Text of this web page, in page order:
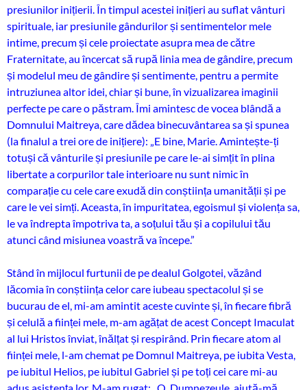
presiunilor inițierii. În timpul acestei inițieri au suflat vânturi
spirituale, iar presiunile gândurilor și sentimentelor mele
intime, precum și cele proiectate asupra mea de către
Fraternitate, au încercat să rupă linia mea de gândire, precum
și modelul meu de gândire și sentimente, pentru a permite
intruziunea altor idei, chiar și bune, în vizualizarea imaginii
perfecte pe care o păstram. Îmi amintesc de vocea blândă a
Domnului Maitreya, care dădea binecuvântarea sa și spunea
(la finalul a trei ore de inițiere): „E bine, Marie. Amintește-ți
totuși că vânturile și presiunile pe care le-ai simțit în plina
libertate a corpurilor tale interioare nu sunt nimic în
comparație cu cele care exudă din conștiința umanității și pe
care le vei simți. Aceasta, în impuritatea, egoismul și violența sa,
le va îndrepta împotriva ta, a soțului tău și a copilului tău
atunci când misiunea voastră va începe.”
Stând în mijlocul furtunii de pe dealul Golgotei, văzând
lăcomia în conștiința celor care iubeau spectacolul și se
bucurau de el, mi-am amintit aceste cuvinte și, în fiecare fibră
și celulă a ființei mele, m-am agățat de acest Concept Imaculat
al lui Hristos înviat, înălțat și respirând. Prin fiecare atom al
ființei mele, l-am chemat pe Domnul Maitreya, pe iubita Vesta,
pe iubitul Helios, pe iubitul Gabriel și pe toți cei care mi-au